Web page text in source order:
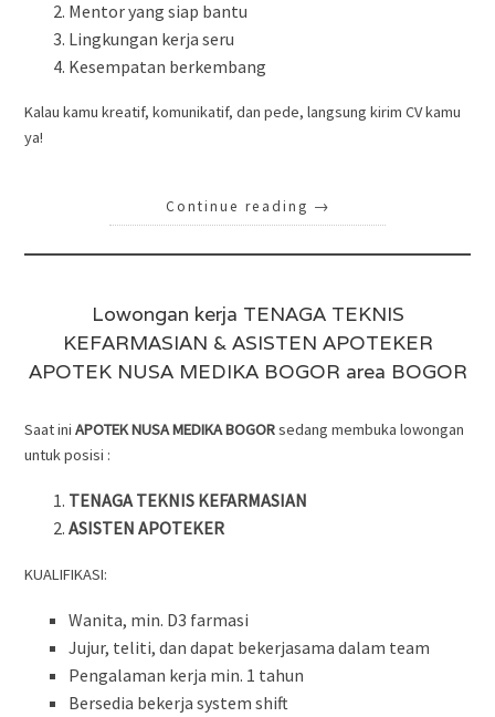
Mentor yang siap bantu
Lingkungan kerja seru
Kesempatan berkembang
Kalau kamu kreatif, komunikatif, dan pede, langsung kirim CV kamu
ya!
Continue reading →
Lowongan kerja TENAGA TEKNIS
KEFARMASIAN & ASISTEN APOTEKER
APOTEK NUSA MEDIKA BOGOR area BOGOR
Saat iniAPOTEK NUSA MEDIKA BOGORsedang membuka lowongan
untuk posisi :
TENAGA TEKNIS KEFARMASIAN
ASISTEN APOTEKER
KUALIFIKASI:
Wanita, min. D3 farmasi
Jujur, teliti, dan dapat bekerjasama dalam team
Pengalaman kerja min. 1 tahun
Bersedia bekerja system shift